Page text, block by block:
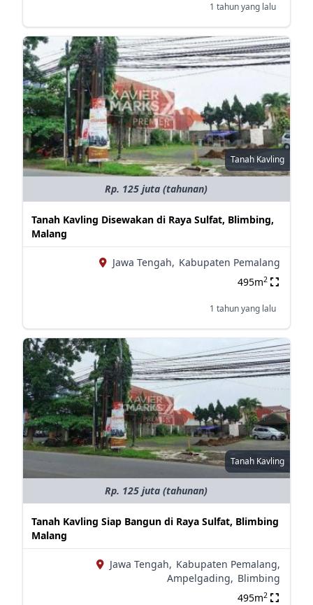
1 tahun yang lalu
Tanah Kavling
Rp. 125 juta (tahunan)
Tanah Kavling Disewakan di Raya Sulfat, Blimbing,
Malang
Jawa Tengah, Kabupaten Pemalang
495m2
1 tahun yang lalu
Tanah Kavling
Rp. 125 juta (tahunan)
Tanah Kavling Siap Bangun di Raya Sulfat, Blimbing
Malang
Jawa Tengah, Kabupaten Pemalang,
Ampelgading, Blimbing
495m2